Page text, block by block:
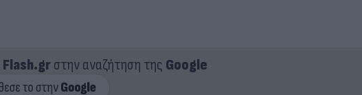
Flash.grστην αναζήτηση της Google